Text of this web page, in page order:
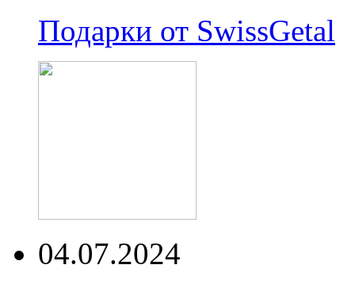
Подарки от SwissGetal
04.07.2024